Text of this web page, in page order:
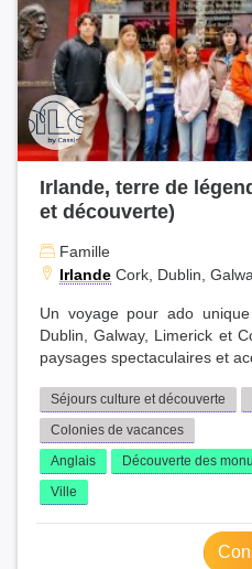
Irlande, terre de
et découverte)
Famille
Irlande Cork, Dublin,
Un voyage pour ado
Dublin, Galway, Limerick et
paysages spectaculaires et
Séjours culture et découverte
Colonies de vacances
Anglais
Découverte des
Ville